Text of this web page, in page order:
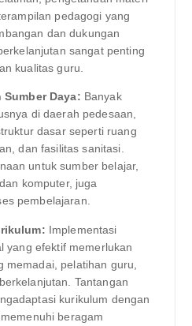
pedagogi yang
dan dukungan
sangat penting
kualitas guru.
Daya: Banyak
di daerah pedesaan,
dasar seperti ruang
dan fasilitas sanitasi.
untuk sumber belajar,
komputer, juga
pembelajaran.
Implementasi
yang efektif memerlukan
memadai, pelatihan guru,
Tantangan
kurikulum dengan
beragam